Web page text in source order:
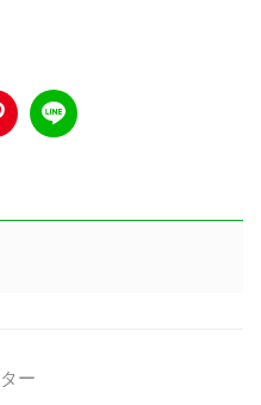
ー